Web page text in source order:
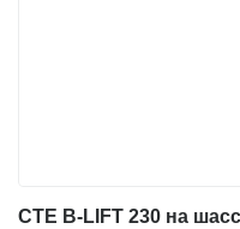
CTE B-LIFT 230 на